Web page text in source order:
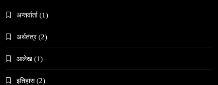
अन्तर्वार्ता (1)
अर्थतंत्र (2)
आलेख (1)
इतिहास (2)